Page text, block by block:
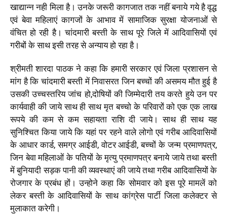
खाद्यान्न नही मिला है। उनके जरूरी कागजात तक नहीं बनाये गये है वृद्ध
एवं बेवा महिलाएं कागजों के आभाव में सामाजिक सुरक्षा योजनाओं से
वंचित हो रही है। चांदमारी बस्ती के साथ पूरे जिले में आदिवासियों एवं
गरीबों के साथ इसी तरह से अन्याय हो रहा है।
श्रीमती शारदा पाठक ने कहा कि हमारी सरकार एवं जिला प्रशासन से
मांग है कि चांदमारी बस्ती में निवासरत जिन बच्चों की असमय मौत हुई है
उसकी उच्चस्तरिय जांच हो,दोषियों की जिम्मेदारी तय करते हुये उन पर
कार्यवाही की जाये साथ ही साथ मृत बच्चो के परिवारों को एक एक लाख
रूपये की कम से कम सहायता राशि दी जाये। साथ ही साथ यह
सुनिश्चित किया जाये कि यहां पर रहने वाले लोगो एवं गरीब आदिवासियों
के आधार कार्ड, समग्र आईडी, वोटर आईडी, बच्चों के जन्म प्रमाणपत्र,
जिन बेवा महिलाओं के पतियों के मृत्यु प्रमाणपत्र बनाये जाये तथा बस्ती
में बुनियादी सड़क पानी की व्यवस्थाएं की जाये तथा गरीब आदिवासियों के
रोजगार के प्रबंध हों। उन्होने कहा कि सोमवार को इस पूरे मामलें को
लेकर बस्ती के आदिवासियों के साथ कांग्रेस पार्टी जिला कलेक्टर से
मुलाकात करेगी।